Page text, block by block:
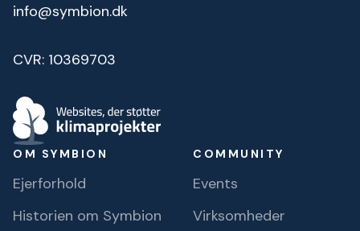
info@symbion.dk
CVR: 10369703
OM SYMBION
Ejerforhold
Historien om Symbion
COMMUNITY
Events
Virksomheder